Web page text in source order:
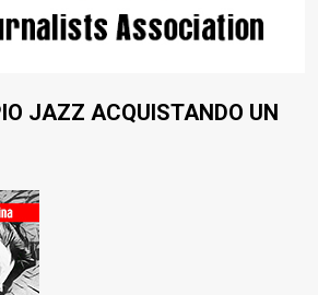
JAZZ ACQUISTANDO UN